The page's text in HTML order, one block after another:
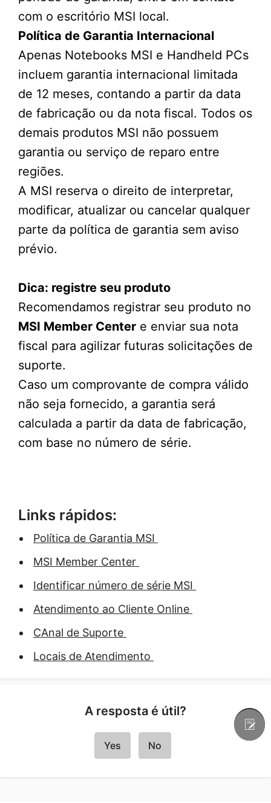
com o escritório MSI local.
Política de Garantia Internacional
Apenas Notebooks MSI e Handheld PCs
incluem garantia internacional limitada
de 12 meses, contando a partir da data
de fabricação ou da nota fiscal. Todos os
demais produtos MSI não possuem
garantia ou serviço de reparo entre
regiões.
A MSI reserva o direito de interpretar,
modificar, atualizar ou cancelar qualquer
parte da política de garantia sem aviso
prévio.
Dica: registre seu produto
Recomendamos registrar seu produto no
MSI Member Center e enviar sua nota
fiscal para agilizar futuras solicitações de
suporte.
Caso um comprovante de compra válido
não seja fornecido, a garantia será
calculada a partir da data de fabricação,
com base no número de série.
Links rápidos:
Política de Garantia MSI
MSI Member Center
Identificar número de série MSI
Atendimento ao Cliente Online
CAnal de Suporte
Locais de Atendimento
A resposta é útil?
Yes No